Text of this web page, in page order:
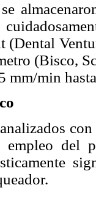
(Dental
(Bisco,
mm/min
del